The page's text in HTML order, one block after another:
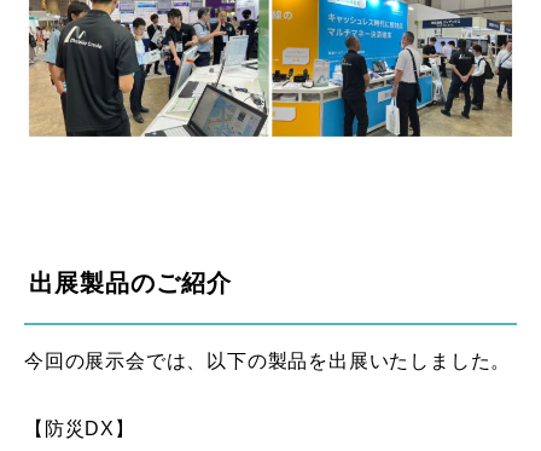
出展製品のご紹介
今回の展示会では、以下の製品を出展いたしました。
【防災DX】